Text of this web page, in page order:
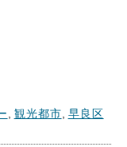
観光都市 早良区